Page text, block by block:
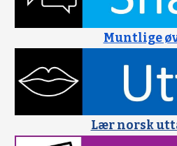
Muntlige
Lær norsk